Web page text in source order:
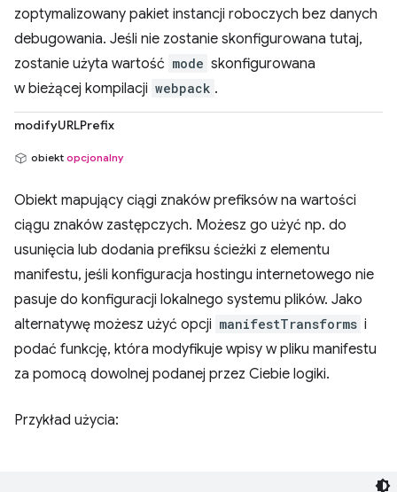
zoptymalizowany pakiet instancji roboczych bez danych
debugowania. Jeśli nie zostanie skonfigurowana tutaj,
zostanie użyta wartość mode skonfigurowana
w bieżącej kompilacji webpack .
modifyURLPrefix
obiekt opcjonalny
Obiekt mapujący ciągi znaków prefiksów na wartości
ciągu znaków zastępczych. Możesz go użyć np. do
usunięcia lub dodania prefiksu ścieżki z elementu
manifestu, jeśli konfiguracja hostingu internetowego nie
pasuje do konfiguracji lokalnego systemu plików. Jako
alternatywę możesz użyć opcji manifestTransforms i
podać funkcję, która modyfikuje wpisy w pliku manifestu
za pomocą dowolnej podanej przez Ciebie logiki.
Przykład użycia: